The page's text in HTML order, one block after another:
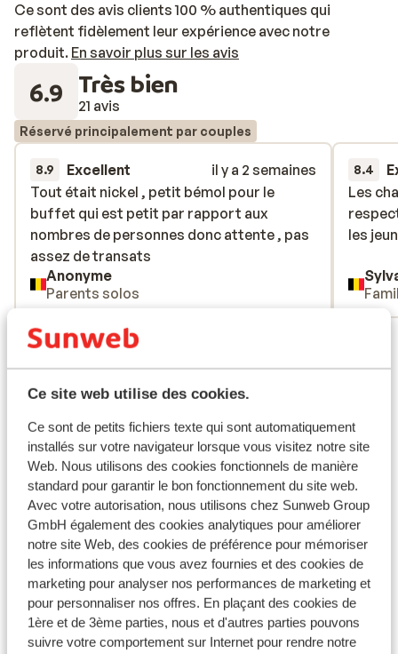
Ce site web utilise des cookies.
Ce sont de petits fichiers texte qui sont automatiquement
installés sur votre navigateur lorsque vous visitez notre site
Web. Nous utilisons des cookies fonctionnels de manière
standard pour garantir le bon fonctionnement du site web.
Avec votre autorisation, nous utilisons chez Sunweb Group
GmbH également des cookies analytiques pour améliorer
notre site Web, des cookies de préférence pour mémoriser
les informations que vous avez fournies et des cookies de
marketing pour analyser nos performances de marketing et
pour personnaliser nos offres. En plaçant des cookies de
1ère et de 3ème parties, nous et d'autres parties pouvons
suivre votre comportement sur Internet pour rendre notre
Ce sont des avis clients 100 % authentiques qui
reflètent fidèlement leur expérience avec notre
produit. En savoir plus sur les avis
6.9 Très bien
21 avis
Réservé principalement par couples
8.9 Excellent
il y a 2 semaines
Tout était nickel , petit bémol pour le
buffet qui est petit par rapport aux
nombres de personnes donc attente , pas
assez de transats
Tout était nickel , petit bémol pour le
buffet qui est petit par rapport aux
nombres de personnes donc attente , pas
assez de transats
Anonyme
Parents solos
8.4
Les
les
Les
les
Voir tous les 21 avis
Emplacement
Afficher sur la carte
À proximité
Distance de la plage environ 600 mètres (plage de
sable)
Distance du centre-ville: environ 600 mètres